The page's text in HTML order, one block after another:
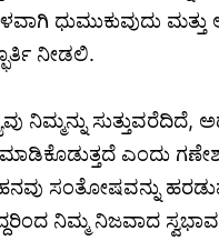
ಧುಮುಕುವುದು ಮತ್ತು
ನೀಡಲಿ.
ನಿಮ್ಮನ್ನು ಸುತ್ತುವರೆದಿದೆ,
ಎಂದು ಗಣೇಶ
ಸಂತೋಷವನ್ನು
ನಿಮ್ಮ ನಿಜವಾದ